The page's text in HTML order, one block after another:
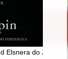
: nauczanie i
Elsnera do